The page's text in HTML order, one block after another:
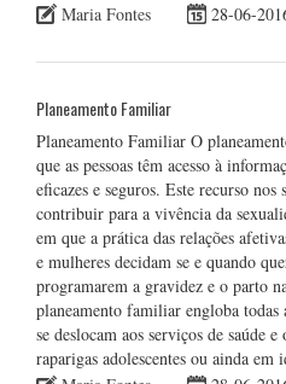
Maria Fontes
28-06-
Planeamento Familiar
Planeamento Familiar O
que as pessoas têm acesso à
eficazes e seguros. Este recurso nos
contribuir para a vivência da
em que a prática das relações
e mulheres decidam se e quando
programarem a gravidez e o parto
planeamento familiar engloba todas
se deslocam aos serviços de saúde
raparigas adolescentes ou ainda